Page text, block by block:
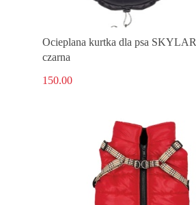
Ocieplana kurtka dla psa SKYLAR
czarna
150.00